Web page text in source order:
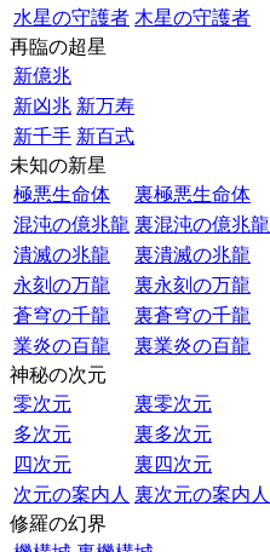
水星の守護者 木星の守護者
再臨の超星
新億兆
新凶兆 新万寿
新千手 新百式
未知の新星
極悪生命体
裏極悪生命体
混沌の億兆龍 裏混沌の億兆龍
潰滅の兆龍
裏潰滅の兆龍
永刻の万龍
裏永刻の万龍
蒼穹の千龍
裏蒼穹の千龍
業炎の百龍
裏業炎の百龍
神秘の次元
零次元
裏零次元
多次元
裏多次元
四次元
裏四次元
次元の案内人 裏次元の案内人
修羅の幻界